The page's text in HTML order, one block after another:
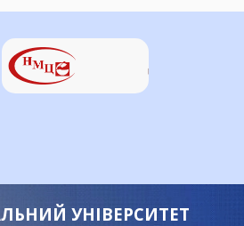
УНІВЕРСИТЕТ